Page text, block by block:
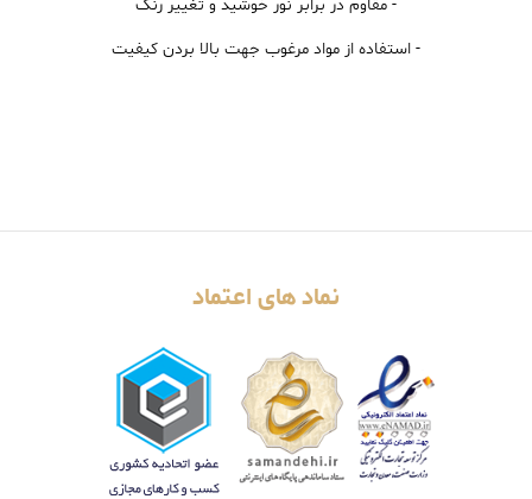
- استفاده از مواد مرغوب جهت بالا بردن کیفیت
نماد های اعتماد